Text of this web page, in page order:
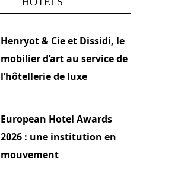
Henryot & Cie et Dissidi, le
mobilier d’art au service de
l’hôtellerie de luxe
European Hotel Awards
2026 : une institution en
mouvement